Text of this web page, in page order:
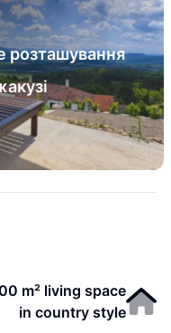
розташування
m² living space
in country style